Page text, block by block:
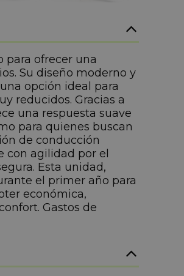
para ofrecer una
Su diseño moderno y
opción ideal para
reducidos. Gracias a
una respuesta suave
para quienes buscan
de conducción
con agilidad por el
Esta unidad,
el primer año para
económica,
Gastos de